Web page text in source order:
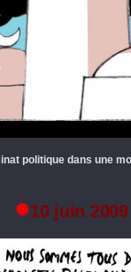
politique dans une
10 juin 2009